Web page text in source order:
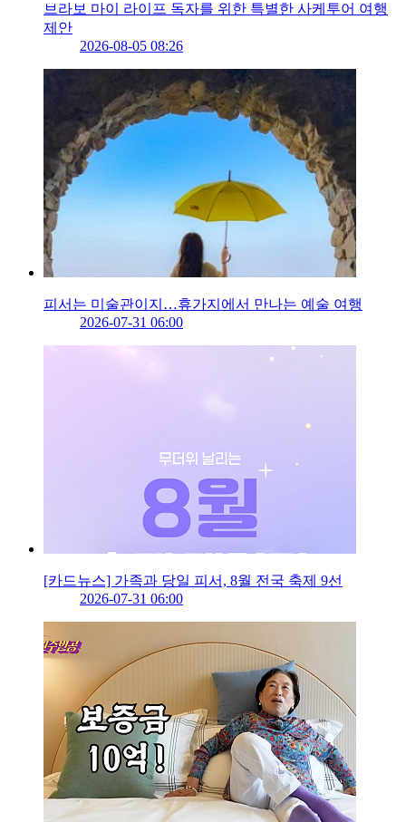
브라보 마이 라이프 독자를 위한 특별한 사케투어 여행
제안
2026-08-05 08:26
피서는 미술관이지…휴가지에서 만나는 예술 여행
2026-07-31 06:00
[카드뉴스] 가족과 당일 피서, 8월 전국 축제 9선
2026-07-31 06:00